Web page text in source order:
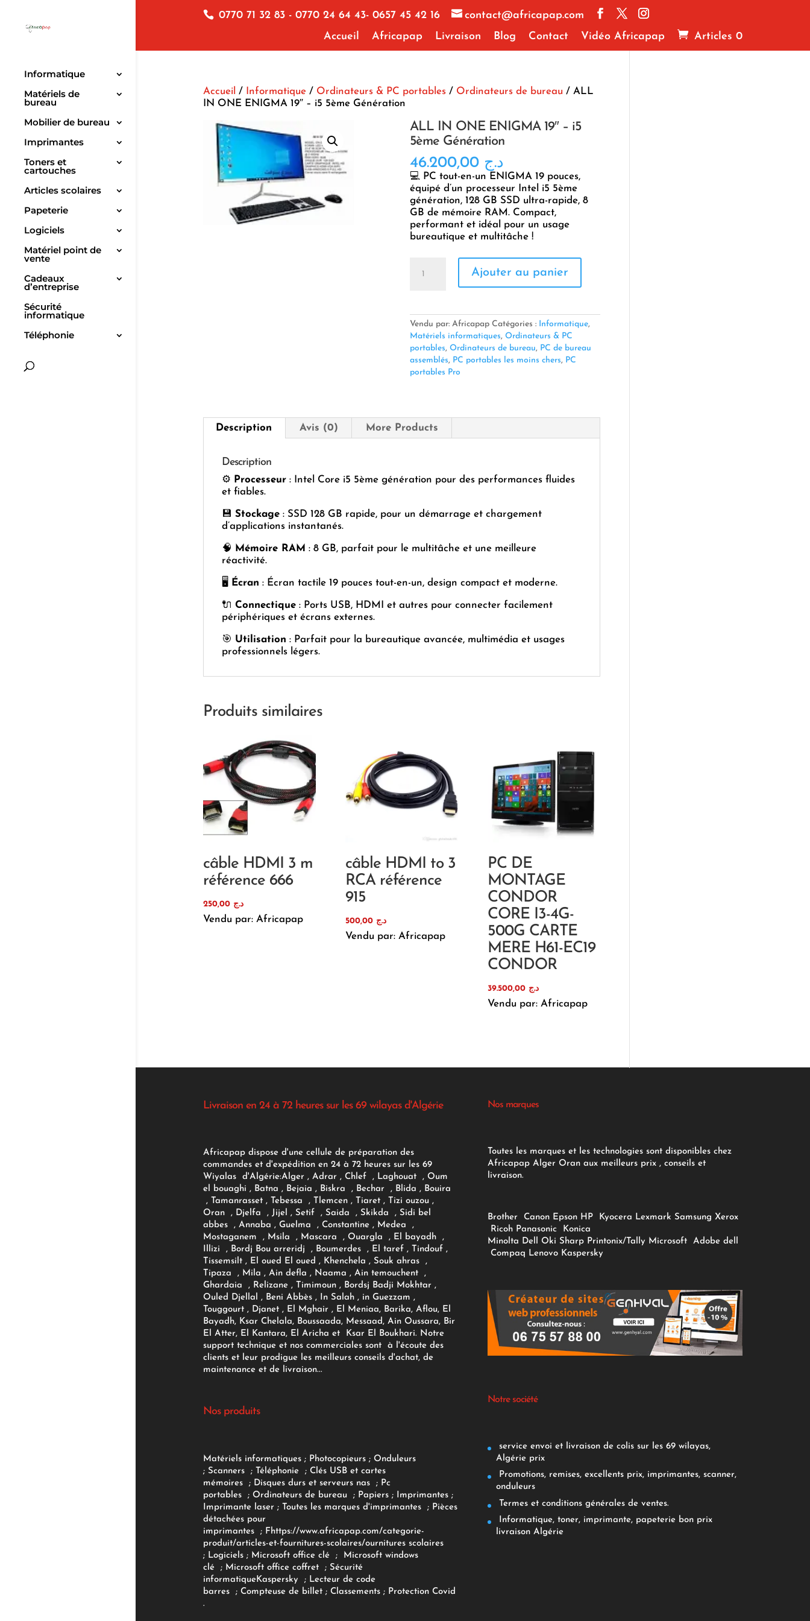
0770 71 32 83 - 0770 24 64 43- 0657 45 42 16
contact@africapap.com
Accueil
Africapap Livraison Blog Contact Vidéo Africapap Articles 0
Informatique
Matériels de
bureau
Mobilier de bureau
Imprimantes
Toners et
cartouches
Articles scolaires
Papeterie
Logiciels
Matériel point de
vente
Cadeaux
d’entreprise
Sécurité
informatique
Téléphonie
Accueil / Informatique/ Ordinateurs & PC portables/ Ordinateurs de bureau / ALL
IN ONE ENIGMA 19″ – i5 5ème Génération
ALL IN ONE ENIGMA 19″ – i5
5ème Génération
د.ج 46.200,00
💻 PC tout-en-un ENIGMA 19 pouces,
équipé d’un processeur Intel i5 5ème
génération, 128 GB SSD ultra-rapide, 8
GB de mémoire RAM. Compact,
performant et idéal pour un usage
bureautique et multitâche !
ENIGMA
19"
–
i5
5ème
Ajouter au panier
Vendu par: Africapap Catégories : Informatique,
Matériels informatiques, Ordinateurs & PC
portables, Ordinateurs de bureau, PC de bureau
assemblés, PC portables les moins chers, PC
portables Pro
Description Avis (0) More Products
Description
⚙️ Processeur: Intel Core i5 5ème génération pour des performances fluides
et fiables.
💾 Stockage: SSD 128 GB rapide, pour un démarrage et chargement
d’applications instantanés.
🧠 Mémoire RAM : 8 GB, parfait pour le multitâche et une meilleure
réactivité.
🖥️ Écran : Écran tactile 19 pouces tout-en-un, design compact et moderne.
🔌 Connectique: Ports USB, HDMI et autres pour connecter facilement
périphériques et écrans externes.
🎯 Utilisation : Parfait pour la bureautique avancée, multimédia et usages
professionnels légers.
Produits similaires
câble HDMI 3 m
référence 666
د.ج 250,00
Vendu par: Africapap
câble HDMI to 3
RCA référence
915
د.ج 500,00
Vendu par: Africapap
PC DE
MONTAGE
CONDOR
CORE I3-4G-
500G CARTE
MERE H61-EC19
CONDOR
د.ج
Vendu par: Africapap
Livraison en 24 à 72 heures sur les 69 wilayas d'Algérie
Africapap dispose d'une cellule de préparation des
commandes et d'expédition en 24 à 72 heures sur les 69
Wiyalas d'Algérie:Alger , Adrar, Chlef , Laghouat , Oum
el bouaghi , Batna , Bejaia , Biskra , Bechar , Blida , Bouira
, Tamanrasset , Tebessa , Tlemcen , Tiaret , Tizi ouzou ,
Oran , Djelfa , Jijel , Setif , Saida , Skikda , Sidi bel
abbes , Annaba , Guelma , Constantine , Medea ,
Mostaganem , Msila , Mascara , Ouargla , El bayadh ,
Illizi , Bordj Bou arreridj , Boumerdes , El taref , Tindouf ,
Tissemsilt , El oued El oued , Khenchela , Souk ahras ,
Tipaza , Mila , Ain defla , Naama , Ain temouchent ,
Ghardaia , Relizane , Timimoun , Bordsj Badji Mokhtar ,
Ouled Djellal , Beni Abbès , In Salah , in Guezzam ,
Touggourt , Djanet , El Mghair , El Meniaa, Barika, Aflou, El
Bayadh, Ksar Chelala, Boussaada, Messaad, Ain Oussara, Bir
El Atter, El Kantara, El Aricha et Ksar El Boukhari. Notre
support technique et nos commerciales sont à l'écoute des
clients et leur prodigue les meilleurs conseils d'achat, de
maintenance et de livraison...
Nos produits
Matériels informatiques; Photocopieurs; Onduleurs
; Scanners ; Téléphonie ; Clés USB et cartes
mémoires
; Disques durs et serveurs nas ; Pc
portables
; Ordinateurs de bureau ; Papiers; Imprimantes;
Imprimante laser; Toutes les marques d'imprimantes ; Pièces
détachées pour
imprimantes
; F https://www.africapap.com/categorie-
produit/articles-et-fournitures-scolaires/ournitures scolaires
; Logiciels ; Microsoft office clé ;
Microsoft windows
clé; Microsoft office coffret ; Sécurité
informatiqueKaspersky ; Lecteur de code
barres
; Compteuse de billet; Classements ; Protection Covid
.
Nos marques
Toutes les marques et les technologies sont disponibles chez
Africapap Alger Oran aux meilleurs prix , conseils et
livraison.
Brother Canon Epson HP Kyocera Lexmark Samsung Xerox
Ricoh Panasonic
Konica
Minolta Dell Oki Sharp Printonix/Tally Microsoft Adobe dell
Compaq Lenovo Kaspersky
Notre société
service envoi et livraison de colis sur les 69 wilayas,
Algérie prix
Promotions, remises, excellents prix, imprimantes, scanner,
onduleurs
Termes et conditions générales de ventes.
Informatique, toner, imprimante, papeterie bon prix
livraison Algérie